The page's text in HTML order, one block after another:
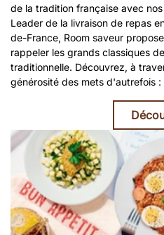
de la tradition française avec
Leader de la livraison de repas
de-France, Room saveur
rappeler les grands classiques
traditionnelle. Découvrez, à
générosité des mets d'autrefois